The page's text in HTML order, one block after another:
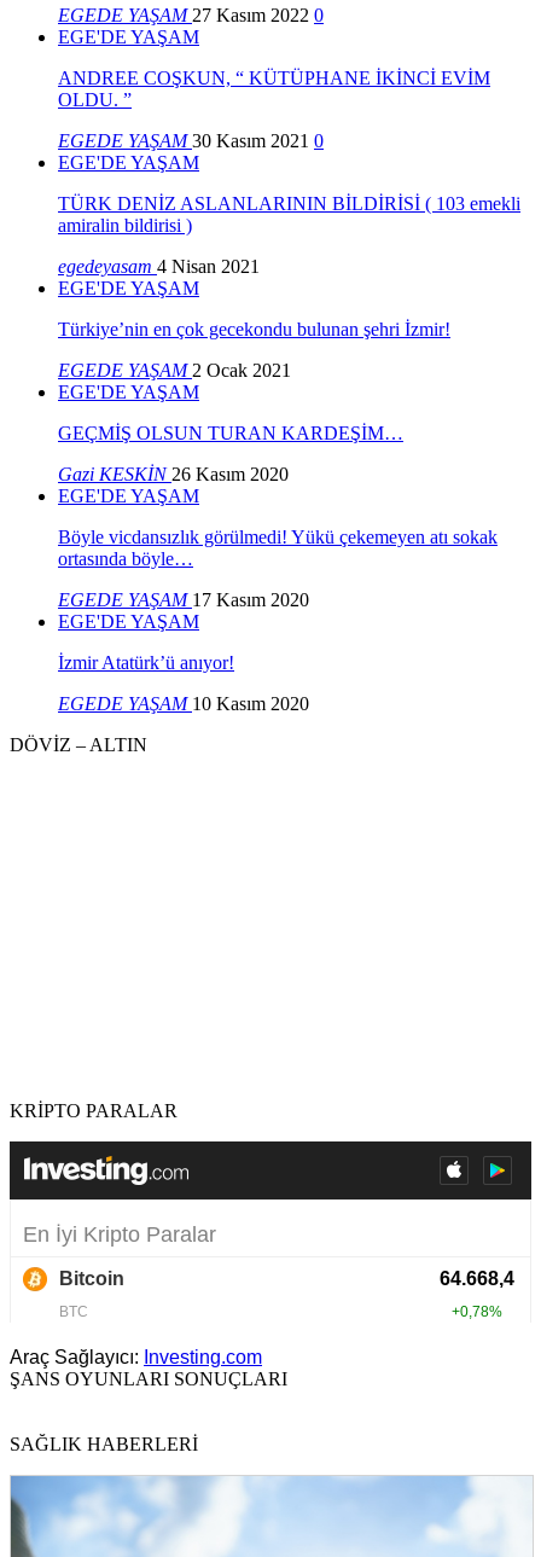
EGEDE YAŞAM 27 Kasım 2022 0
EGE'DE YAŞAM
ANDREE COŞKUN, “ KÜTÜPHANE İKİNCİ EVİM
OLDU. ”
EGEDE YAŞAM30 Kasım 2021 0
EGE'DE YAŞAM
TÜRK DENİZ ASLANLARININ BİLDİRİSİ ( 103 emekli
amiralin bildirisi )
egedeyasam 4 Nisan 2021
EGE'DE YAŞAM
Türkiye’nin en çok gecekondu bulunan şehri İzmir!
EGEDE YAŞAM 2 Ocak 2021
EGE'DE YAŞAM
GEÇMİŞ OLSUN TURAN KARDEŞİM…
Gazi KESKİN 26 Kasım 2020
EGE'DE YAŞAM
Böyle vicdansızlık görülmedi! Yükü çekemeyen atı sokak
ortasında böyle…
EGEDE YAŞAM 17 Kasım 2020
EGE'DE YAŞAM
İzmir Atatürk’ü anıyor!
EGEDE YAŞAM 10 Kasım 2020
DÖVİZ – ALTIN
KRİPTO PARALAR
Araç Sağlayıcı: Investing.com
ŞANS OYUNLARI SONUÇLARI
SAĞLIK HABERLERİ